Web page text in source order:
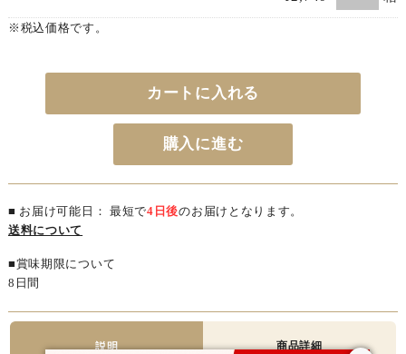
※税込価格です。
カートに入れる
購入に進む
■ お届け可能日： 最短で4日後のお届けとなります。
送料について
■賞味期限について
8日間
説明 商品詳細